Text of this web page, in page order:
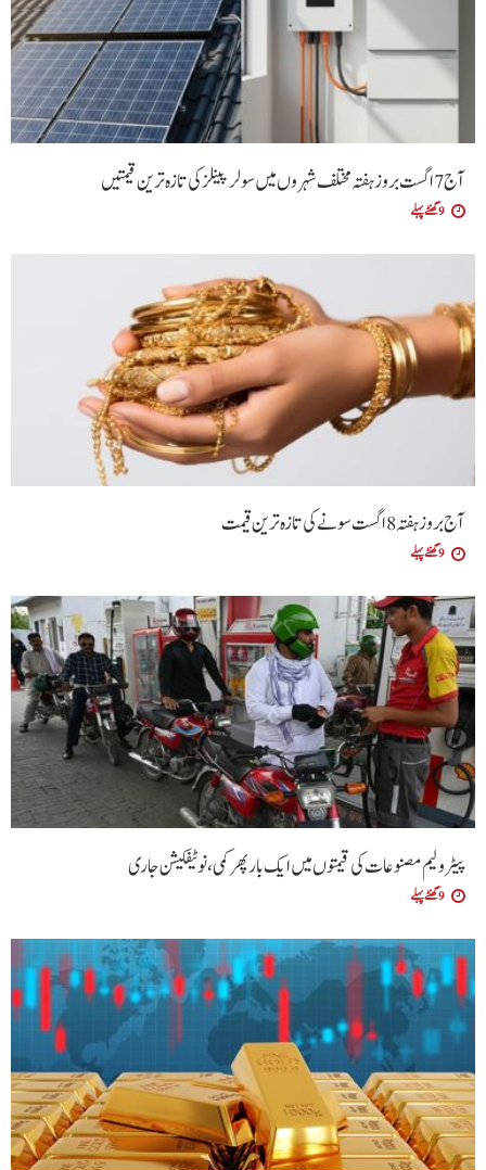
آج 7 اگست بروز ہفتہ مختلف شہروں میں سولر پینلز کی تازہ ترین قیمتیں
9 گھنٹے پہلے
آج بروز ہفتہ 8 اگست سونے کی تازہ ترین قیمت
9 گھنٹے پہلے
پیٹرولیم مصنوعات کی قیمتوں میں ایک بار پھر کمی،نوٹیفکیشن جاری
9 گھنٹے پہلے